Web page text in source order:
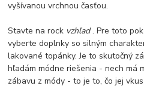
vyšívanou vrchnou časťou.
Stavte na rock vzhľad. Pre toto
vyberte doplnky so silným
lakované topánky. Je to skutočný
hľadám módne riešenia - nech má
zábavu z módy - to je to, čo jej